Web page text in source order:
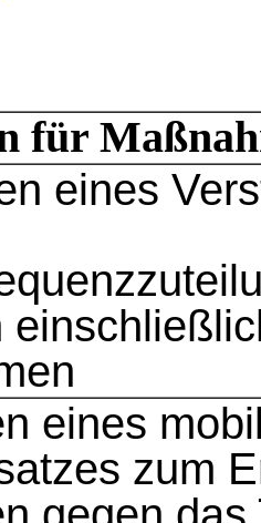
für
eines
eines
zum